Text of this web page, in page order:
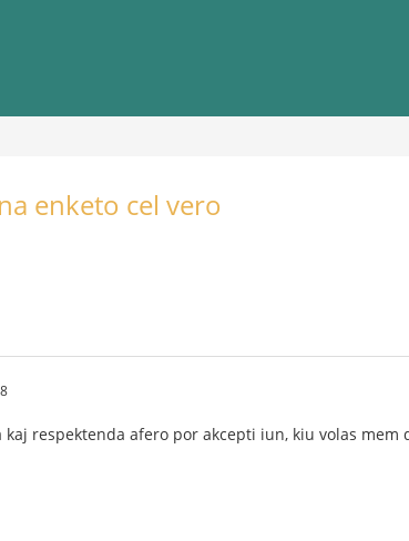
enketo cel vero
kaj respektenda afero por akcepti iun, kiu volas